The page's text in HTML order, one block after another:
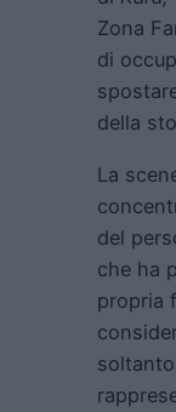
Zona
di
della
La
del
che ha
propria